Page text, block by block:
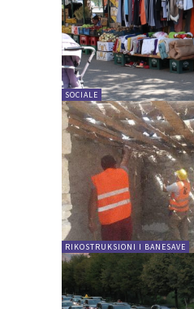
SOCIALE
RIKOSTRUKSIONI I BANESAVE